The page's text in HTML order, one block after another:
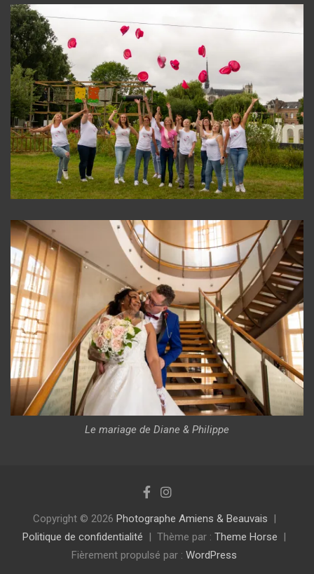
Le mariage de Diane & Philippe
Copyright © 2026 Photographe Amiens & Beauvais
Politique de confidentialité
Thème par : Theme Horse
Fièrement propulsé par : WordPress